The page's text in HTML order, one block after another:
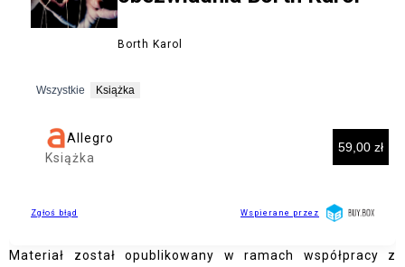
Materiał został opublikowany w ramach współpracy z